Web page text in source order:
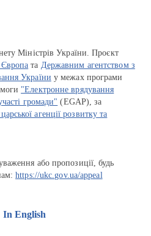
Міністрів України. Проєкт
та Державним агентством з
України у межах програми
"Електронне врядування
громади" (EGAP), за
агенції розвитку та
або пропозиції, будь
https://ukc.gov.ua/appeal
In English